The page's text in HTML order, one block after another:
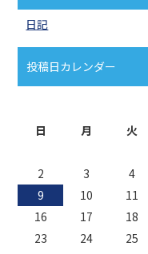
日記
投稿日カレンダー
日
月 火
2
3 4
9
10 11
16
17 18
23
24 25